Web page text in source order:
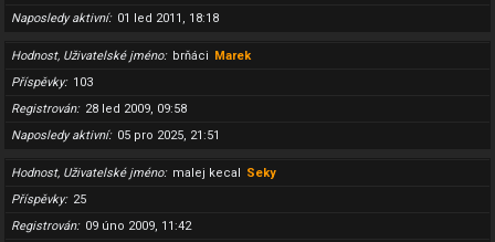
Naposledy aktivní
01 led 2011, 18:18
Hodnost, Uživatelské jméno brňáci Marek
Příspěvky
103
Registrován
28 led 2009, 09:58
Naposledy aktivní
05 pro 2025, 21:51
Hodnost, Uživatelské jméno malej kecal Seky
Příspěvky
25
Registrován
09 úno 2009, 11:42